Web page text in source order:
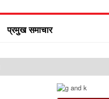
प्रमुख समाचार